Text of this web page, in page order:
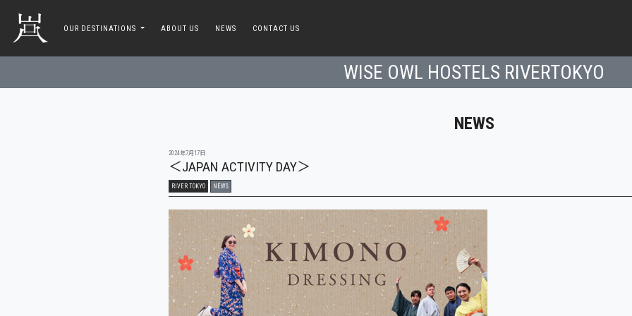
toggle navigationOUR DESTINATIONS ABOUT US NEWS CONTACT US
WISE OWL HOSTELS RIVERTOKYO
NEWS
2024年7月17日
＜JAPAN ACTIVITY DAY＞
RIVER TOKYO NEWS